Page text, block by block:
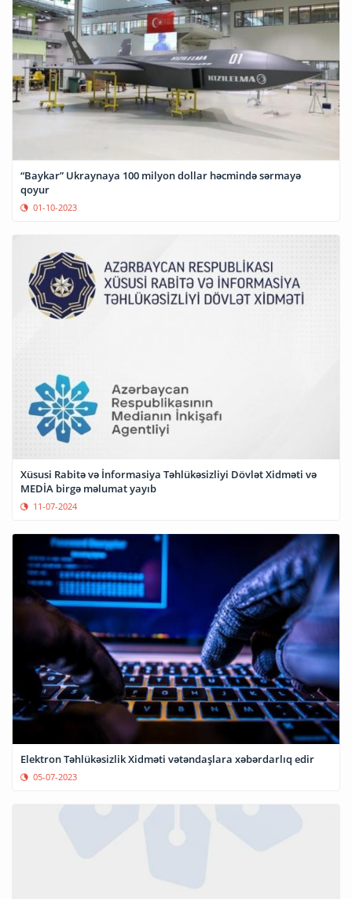
“Baykar” Ukraynaya 100 milyon dollar həcmində sərmayə
qoyur
01-10-2023
Xüsusi Rabitə və İnformasiya Təhlükəsizliyi Dövlət Xidməti və
MEDİA birgə məlumat yayıb
11-07-2024
Elektron Təhlükəsizlik Xidməti vətəndaşlara xəbərdarlıq edir
05-07-2023